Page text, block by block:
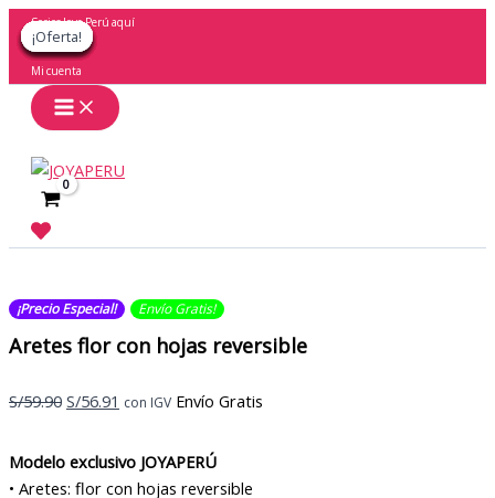
al
contenido
Socios Joya Perú aquí
Mi cuenta
¡Oferta!
¡Precio Especial! Envío Gratis​​​!
Aretes flor con hojas reversible
S/59.90 El
original
era:
S/56.91 El
actual
es:
con IGV Envío Gratis
Modelo exclusivo JOYAPERÚ
• Aretes: flor con hojas reversible
¡Oferta!
¡Oferta!
¡Oferta!
¡Oferta!
¡Oferta!
¡Oferta!
¡Oferta!
¡Oferta!